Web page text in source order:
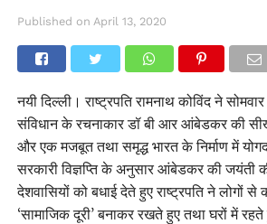
Published on April 13, 2020
नयी दिल्ली। राष्ट्रपति रामनाथ कोविंद ने
संविधान के रचनाकार डॉ बी आर आंबेडकर की
और एक मजबूत तथा समृद्ध भारत के निर्माण में
सरकारी विज्ञप्ति के अनुसार आंबेडकर की जयंती
देशवासियों को बधाई देते हुए राष्ट्रपति ने लोगों
‘सामाजिक दूरी’ बनाकर रखते हुए तथा घरों में